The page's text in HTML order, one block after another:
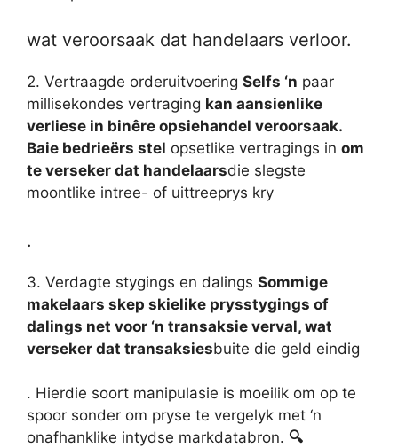
wat veroorsaak dat handelaars verloor.
2. Vertraagde orderuitvoering Selfs ‘n paar
millisekondes vertraging kan aansienlike
verliese in binêre opsiehandel veroorsaak.
Baie bedrieërs stel opsetlike vertragings in om
te verseker dat handelaarsdie slegste
moontlike intree- of uittreeprys kry
.
3. Verdagte stygings en dalings Sommige
makelaars skep skielike prysstygings of
dalings net voor ‘n transaksie verval, wat
verseker dat transaksiesbuite die geld eindig
. Hierdie soort manipulasie is moeilik om op te
spoor sonder om pryse te vergelyk met ‘n
onafhanklike intydse markdatabron. 🔍